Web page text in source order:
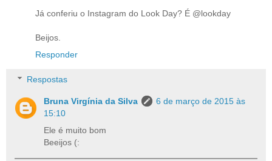
Já conferiu o Instagram do Look Day? É @lookday
Beijos.
Responder
Respostas
Bruna Virgínia da Silva
6 de março de 2015 às
15:10
Ele é muito bom
Beeijos (: